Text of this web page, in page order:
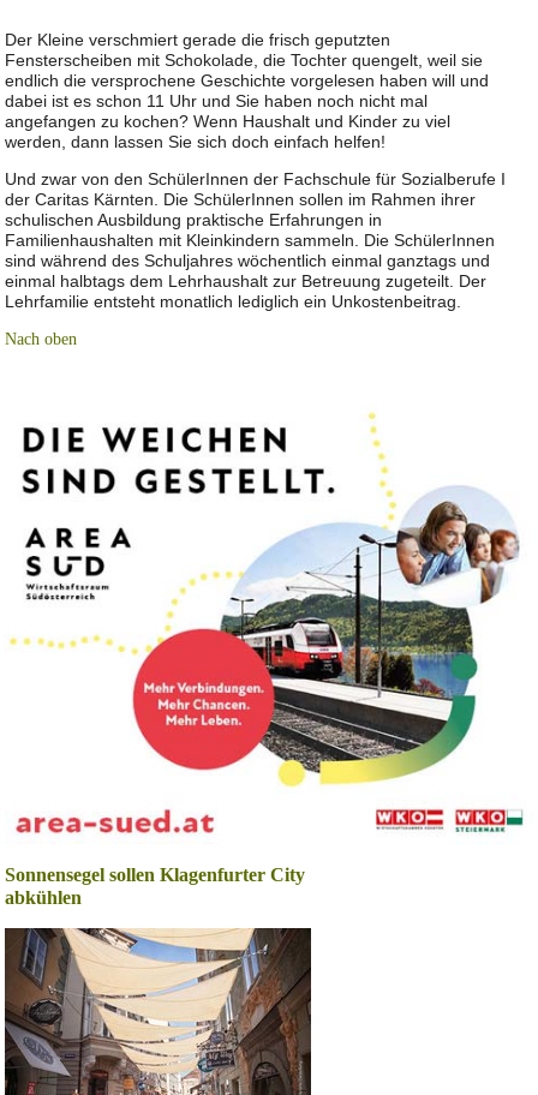
Der Kleine verschmiert gerade die frisch geputzten
Fensterscheiben mit Schokolade, die Tochter quengelt, weil sie
endlich die versprochene Geschichte vorgelesen haben will und
dabei ist es schon 11 Uhr und Sie haben noch nicht mal
angefangen zu kochen? Wenn Haushalt und Kinder zu viel
werden, dann lassen Sie sich doch einfach helfen!
Und zwar von den SchülerInnen der Fachschule für Sozialberufe I
der Caritas Kärnten. Die SchülerInnen sollen im Rahmen ihrer
schulischen Ausbildung praktische Erfahrungen in
Familienhaushalten mit Kleinkindern sammeln. Die SchülerInnen
sind während des Schuljahres wöchentlich einmal ganztags und
einmal halbtags dem Lehrhaushalt zur Betreuung zugeteilt. Der
Lehrfamilie entsteht monatlich lediglich ein Unkostenbeitrag.
Nach oben
Sonnensegel sollen Klagenfurter City
abkühlen